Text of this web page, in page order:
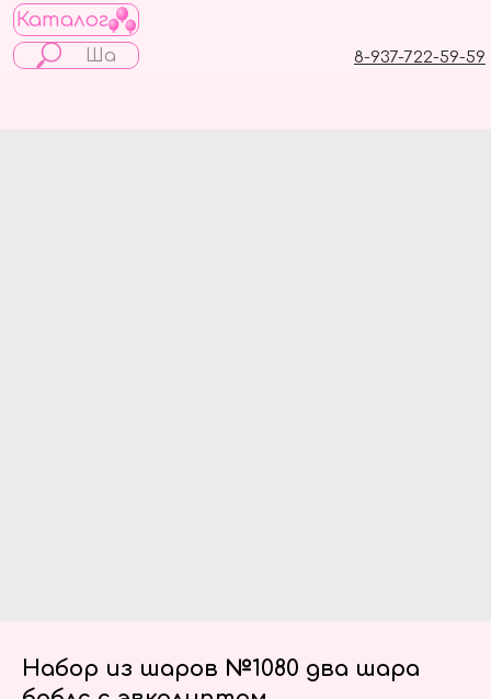
Каталог
8-937-722-59-59
Набор из шаров №1080 два шара